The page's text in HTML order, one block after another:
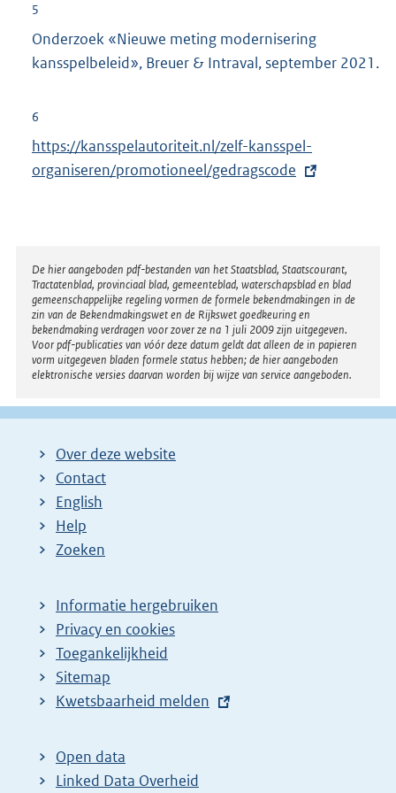
5
Onderzoek «Nieuwe meting modernisering
kansspelbeleid», Breuer & Intraval, september 2021.
6
E
x
n
e
l
i
n
k
:
https://kansspelautoriteit.nl/zelf-kansspel-
organiseren/promotioneel/gedragscode
Disclaimer
De hier aangeboden pdf-bestanden van het Staatsblad, Staatscourant,
Tractatenblad, provinciaal blad, gemeenteblad, waterschapsblad en blad
gemeenschappelijke regeling vormen de formele bekendmakingen in de
zin van de Bekendmakingswet en de Rijkswet goedkeuring en
bekendmaking verdragen voor zover ze na 1 juli 2009 zijn uitgegeven.
Voor pdf-publicaties van vóór deze datum geldt dat alleen de in papieren
vorm uitgegeven bladen formele status hebben; de hier aangeboden
elektronische versies daarvan worden bij wijze van service aangeboden.
Over deze website
Contact
English
Help
Zoeken
Informatie hergebruiken
Privacy en cookies
Toegankelijkheid
Sitemap
E
t
e
Kwetsbaarheid melden
Open data
Linked Data Overheid